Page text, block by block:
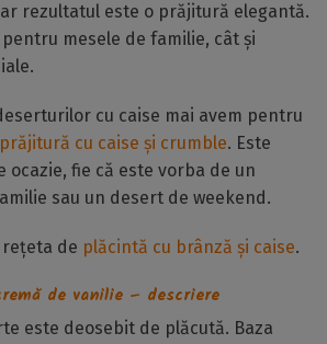
rezultatul este o prăjitură elegantă.
mesele de familie, cât și
cu caise mai avem pentru
prăjitură cu caise și crumble. Este
ocazie, fie că este vorba de un
sau un desert de weekend.
de plăcintă cu brânză și caise.
de vanilie – descriere
este deosebit de plăcută. Baza